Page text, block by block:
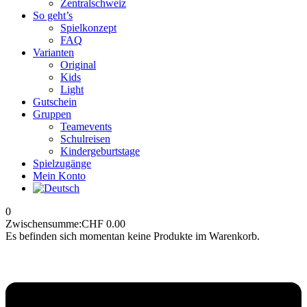
Zentralschweiz
So geht’s
Spielkonzept
FAQ
Varianten
Original
Kids
Light
Gutschein
Gruppen
Teamevents
Schulreisen
Kindergeburtstage
Spielzugänge
Mein Konto
0
Zwischensumme:CHF 0.00
Es befinden sich momentan keine Produkte im Warenkorb.